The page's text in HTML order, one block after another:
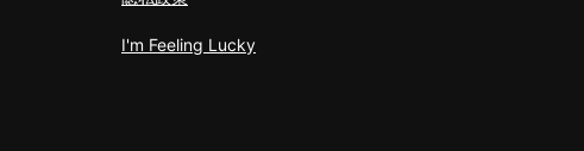
I'm Feeling Lucky